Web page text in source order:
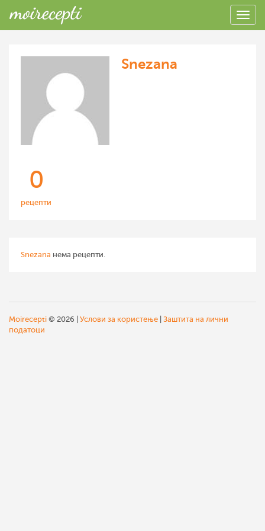
Snezana
0
рецепти
Snezana нема рецепти.
Moirecepti © 2026 | Услови за користење Заштита на лични
податоци